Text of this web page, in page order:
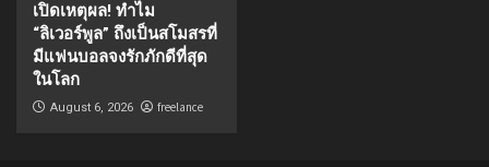
เปิดเหตุผล! ทำไม
“ลิเวอร์พูล” ถึงเป็นสโมสรที่
มีแฟนบอลจงรักภักดีที่สุด
ในโลก
August 6, 2026 freelance